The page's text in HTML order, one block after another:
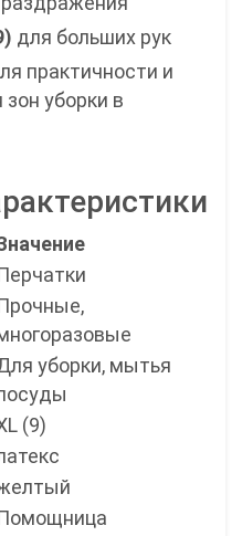
для больших рук
практичности и
уборки в
уборки, мытья
(9)